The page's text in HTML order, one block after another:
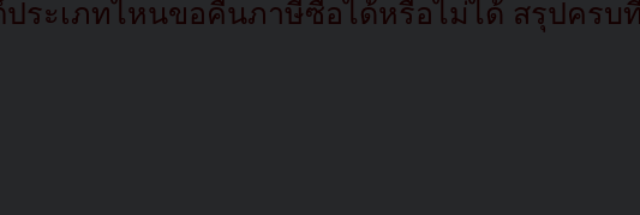
ระเภทไหนขอคืนภาษีซื้อได้หรือไม่ได้ สรุปครบ